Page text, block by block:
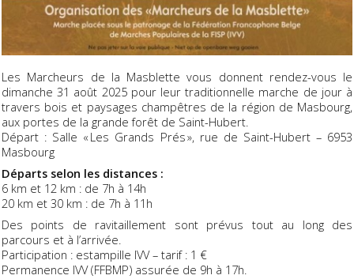
Les Marcheurs de la Masblette vous donnent rendez-vous le
dimanche 31 août 2025 pour leur traditionnelle marche de jour à
travers bois et paysages champêtres de la région de Masbourg,
aux portes de la grande forêt de Saint-Hubert.
Départ : Salle « Les Grands Prés », rue de Saint-Hubert – 6953
Masbourg
Départs selon les distances :
6 km et 12 km : de 7h à 14h
20 km et 30 km : de 7h à 11h
Des points de ravitaillement sont prévus tout au long des
parcours et à l’arrivée.
Participation : estampille IVV – tarif : 1 €
Permanence IVV (FFBMP) assurée de 9h à 17h.